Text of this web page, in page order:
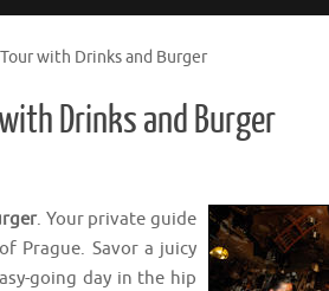
with Drinks and Burger
Drinks and Burger
. Your private guide
Prague. Savor a juicy
going day in the hip